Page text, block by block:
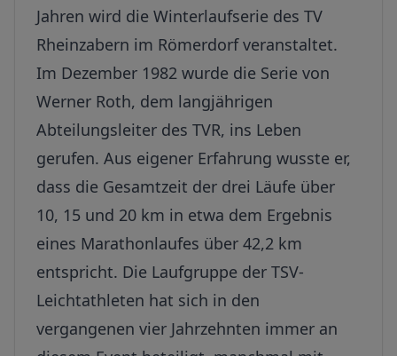
Jahren wird die Winterlaufserie des TV
Rheinzabern im Römerdorf veranstaltet.
Im Dezember 1982 wurde die Serie von
Werner Roth, dem langjährigen
Abteilungsleiter des TVR, ins Leben
gerufen. Aus eigener Erfahrung wusste er,
dass die Gesamtzeit der drei Läufe über
10, 15 und 20 km in etwa dem Ergebnis
eines Marathonlaufes über 42,2 km
entspricht. Die Laufgruppe der TSV-
Leichtathleten hat sich in den
vergangenen vier Jahrzehnten immer an